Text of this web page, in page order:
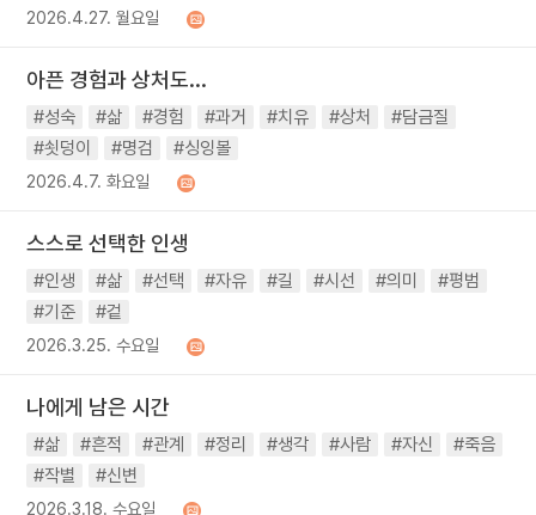
2026.4.27. 월요일
아픈 경험과 상처도...
#성숙 #삶 #경험 #과거 #치유 #상처
#담금질
#쇳덩이
#명검 #싱잉볼
2026.4.7. 화요일
스스로 선택한 인생
#인생 #삶 #선택 #자유 #길 #시선 #의미
#평범
#기준
#겉
2026.3.25. 수요일
나에게 남은 시간
#삶 #흔적 #관계 #정리 #생각 #사람 #자신
#죽음
#작별
#신변
2026.3.18. 수요일